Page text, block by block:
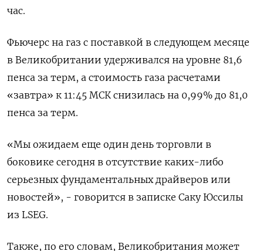
час.
Фьючерс на газ с поставкой в следующем месяце
в Великобритании удерживался на уровне 81,6
пенса за терм, а стоимость газа расчетами
«завтра» к 11:45 МСК снизилась на 0,99% до 81,0
пенса за терм.
«Мы ожидаем еще один день торговли в
боковике сегодня в отсутствие каких-либо
серьезных фундаментальных драйверов или
новостей», - говорится в записке Саку Юссилы
из LSEG.
Также, по его словам, Великобритания может